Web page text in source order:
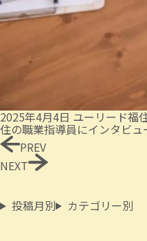
2025年4月4日 ユーリード福
住の職業指導員にインタビュ
PREV
NEXT
投稿月別 カテゴリー別